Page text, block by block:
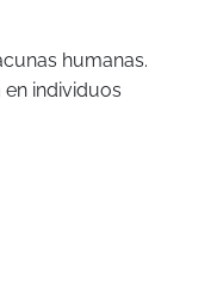
humanas.
individuos